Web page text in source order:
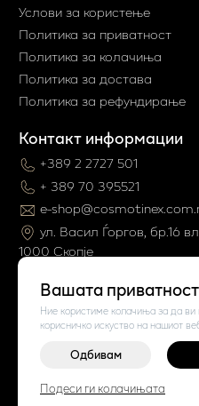
Вашата приватност
Ние користиме колачиња за да
корисничко искуство на нашиот
Одбивам
Подеси ги колачињата
Услови за користење
Политика за приватност
Политика за колачиња
Политика за достава
Политика за рефундирање
Контакт информации
+389 2 2727 501
+ 389 70 395521
e-
ул. Васил Ѓоргов, бр.16
1000 Скопје
©2026Vendor x